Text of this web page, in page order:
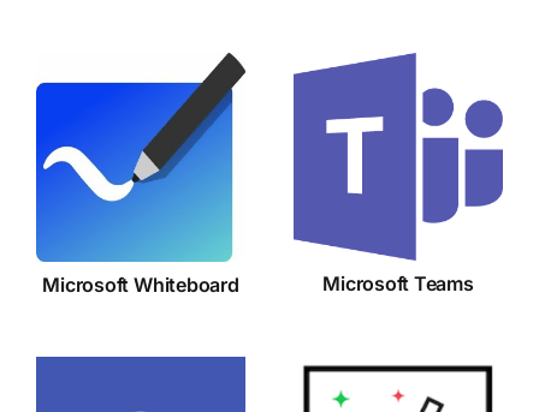
Microsoft
Whiteboard
Microsoft Whiteboard
Microsoft
Microsoft Teams